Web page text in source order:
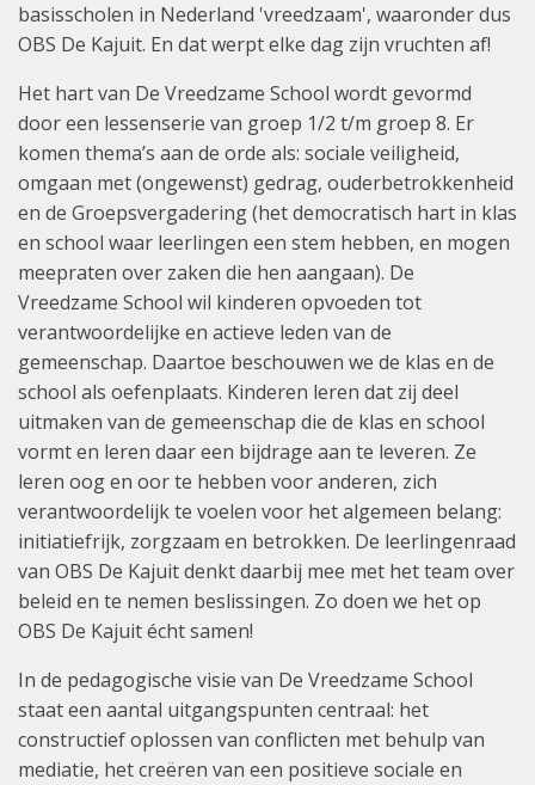
basisscholen in Nederland 'vreedzaam', waaronder dus
OBS De Kajuit. En dat werpt elke dag zijn vruchten af!
Het hart van De Vreedzame School wordt gevormd
door een lessenserie van groep 1/2 t/m groep 8. Er
komen thema’s aan de orde als: sociale veiligheid,
omgaan met (ongewenst) gedrag, ouderbetrokkenheid
en de Groepsvergadering (het democratisch hart in klas
en school waar leerlingen een stem hebben, en mogen
meepraten over zaken die hen aangaan). De
Vreedzame School wil kinderen opvoeden tot
verantwoordelijke en actieve leden van de
gemeenschap. Daartoe beschouwen we de klas en de
school als oefenplaats. Kinderen leren dat zij deel
uitmaken van de gemeenschap die de klas en school
vormt en leren daar een bijdrage aan te leveren. Ze
leren oog en oor te hebben voor anderen, zich
verantwoordelijk te voelen voor het algemeen belang:
initiatiefrijk, zorgzaam en betrokken. De leerlingenraad
van OBS De Kajuit denkt daarbij mee met het team over
beleid en te nemen beslissingen. Zo doen we het op
OBS De Kajuit écht samen!
In de pedagogische visie van De Vreedzame School
staat een aantal uitgangspunten centraal: het
constructief oplossen van conflicten met behulp van
mediatie, het creëren van een positieve sociale en